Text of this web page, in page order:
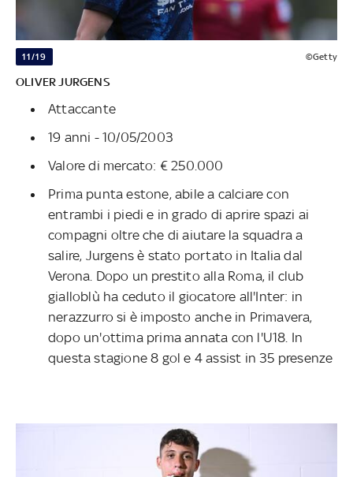
11/19 ©Getty
OLIVER JURGENS
Attaccante
19 anni - 10/05/2003
Valore di mercato: € 250.000
Prima punta estone, abile a calciare con
entrambi i piedi e in grado di aprire spazi ai
compagni oltre che di aiutare la squadra a
salire, Jurgens è stato portato in Italia dal
Verona. Dopo un prestito alla Roma, il club
gialloblù ha ceduto il giocatore all'Inter: in
nerazzurro si è imposto anche in Primavera,
dopo un'ottima prima annata con l'U18. In
questa stagione 8 gol e 4 assist in 35 presenze